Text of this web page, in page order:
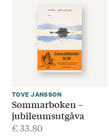
TOVE JANSSON
Sommarboken –
jubileumsutgåva
€33.80